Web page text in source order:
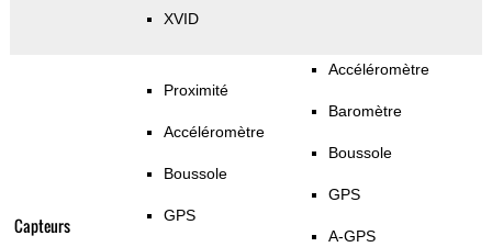
XVID
Capteurs
Proximité
Accéléromètre
Boussole
GPS
Accéléromètre
Baromètre
Boussole
GPS
A-GPS